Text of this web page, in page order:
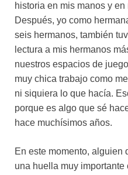
historia en mis manos y
Después, yo como
seis hermanos, también
lectura a mis hermanos
nuestros espacios de
muy chica trabajo como
ni siquiera lo que hacía.
porque es algo que sé
hace muchísimos años.
En este momento, alguien
una huella muy